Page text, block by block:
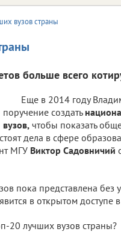
вузов страны
больше всего
Еще в 2014 году
поручение создать
вузов, чтобы показать
дела в сфере
МГУ Виктор Садовничий
пока представлена без
в открытом доступе
20 лучших вузов страны?